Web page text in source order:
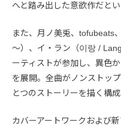
へと踏み出した意欲作だとい
また、月ノ美兎、tofubeats
～）、イ・ラン（이랑 /
ーティストが参加し、異色
を展開。全曲がノンストッ
とつのストーリーを描く構成
カバーアートワークおよび